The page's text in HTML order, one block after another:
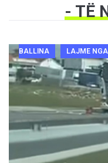
- TË
BALLINA LAJME